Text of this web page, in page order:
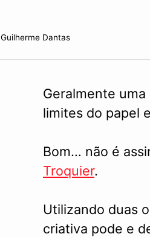
Guilherme Dantas
Geralmente
limites do papel
Bom… não é
Troquier.
Utilizando duas
criativa pode e